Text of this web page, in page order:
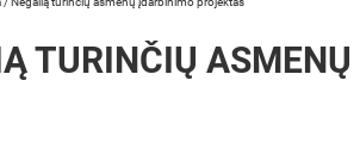
TURINČIŲ